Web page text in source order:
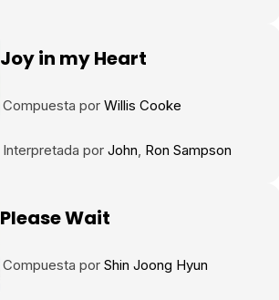
Joy in my Heart
Compuesta por Willis Cooke
Interpretada por John Ron Sampson
Please Wait
Compuesta por Shin Joong Hyun